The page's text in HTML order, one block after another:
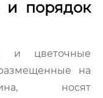
и порядок
и цветочные
на
носят